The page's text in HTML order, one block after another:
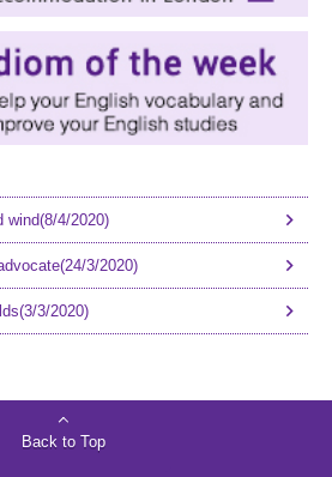
wind(8/4/2020)
3/2020)
3/2020)
Back to Top